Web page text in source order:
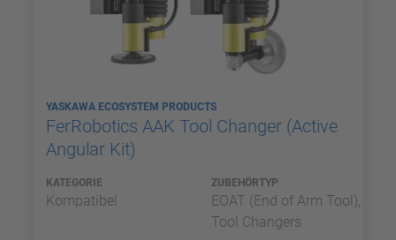
YASKAWA ECOSYSTEM PRODUCTS
FerRobotics AAK Tool Changer (Active
Angular Kit)
KATEGORIE
Kompatibel
ZUBEHÖRTYP
EOAT (End of Arm Tool),
Tool Changers